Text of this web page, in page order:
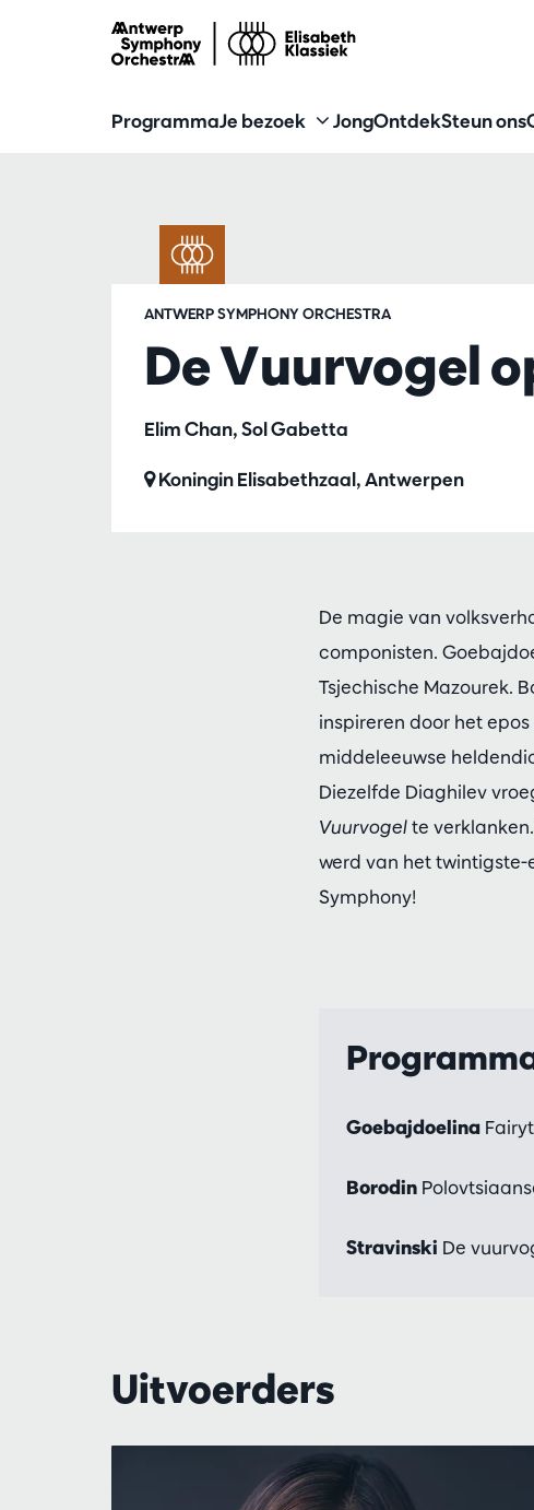
ProgrammaJe bezoek JongOntdekSteun ons
De Vuurvogel
Elim Chan, Sol Gabetta
ANTWERP SYMPHONY ORCHESTRA
Koningin Elisabethzaal, Antwerpen
De magie van
componisten.
Tsjechische Mazourek.
inspireren door het
middeleeuwse
Diezelfde Diaghilev
Vuurvogelte
werd van het
Symphony!
Goebajdoelina
Borodin
Stravinski De
Uitvoerders